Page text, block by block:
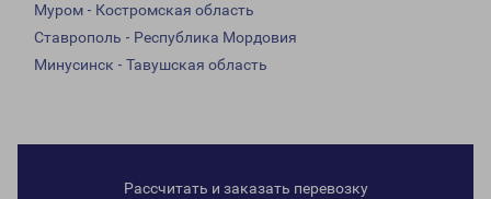
Муром - Костромская область
Ставрополь - Республика Мордовия
Минусинск - Тавушская область
Рассчитать и заказать перевозку